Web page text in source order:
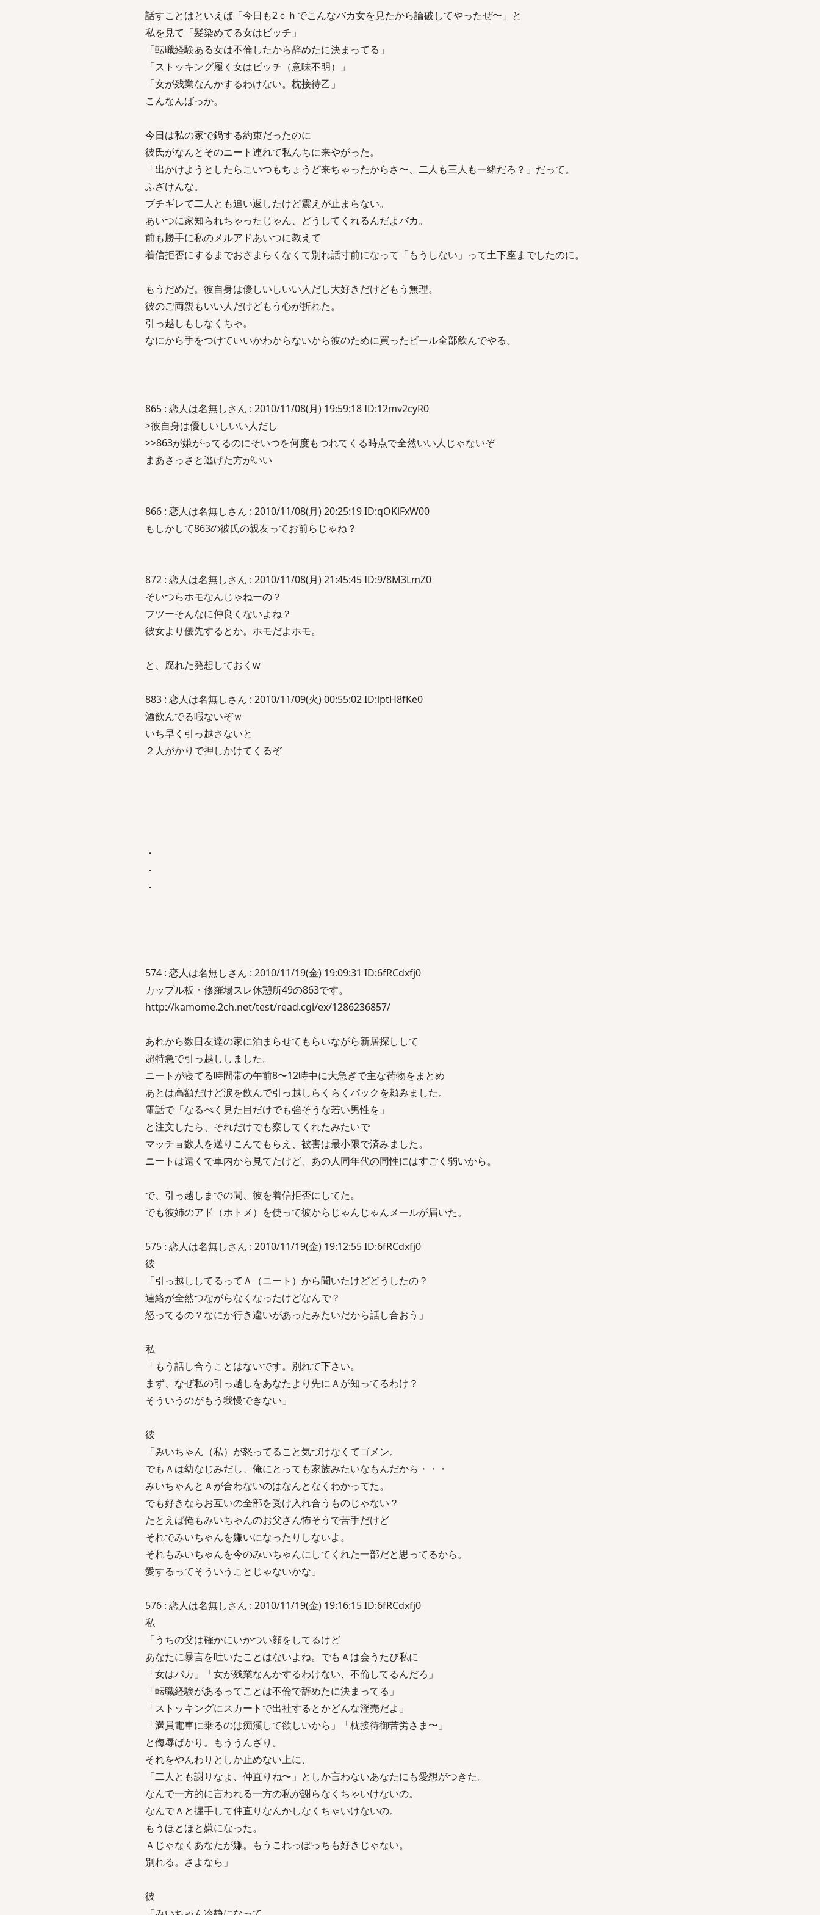
話すことはといえば「今日も2ｃｈでこんなバカ女を見たから論破してやったぜ〜」と
私を見て「髪染めてる女はビッチ」
「転職経験ある女は不倫したから辞めたに決まってる」
「ストッキング履く女はビッチ（意味不明）」
「女が残業なんかするわけない。枕接待乙」
こんなんばっか。
今日は私の家で鍋する約束だったのに
彼氏がなんとそのニート連れて私んちに来やがった。
「出かけようとしたらこいつもちょうど来ちゃったからさ〜、二人も三人も一緒だろ？」だって。
ふざけんな。
ブチギレて二人とも追い返したけど震えが止まらない。
あいつに家知られちゃったじゃん、どうしてくれるんだよバカ。
前も勝手に私のメルアドあいつに教えて
着信拒否にするまでおさまらくなくて別れ話寸前になって「もうしない」って土下座までしたのに。
もうだめだ。彼自身は優しいしいい人だし大好きだけどもう無理。
彼のご両親もいい人だけどもう心が折れた。
引っ越しもしなくちゃ。
なにから手をつけていいかわからないから彼のために買ったビール全部飲んでやる。
865 : 恋人は名無しさん : 2010/11/08(月) 19:59:18 ID:12mv2cyR0
>彼自身は優しいしいい人だし
>>863が嫌がってるのにそいつを何度もつれてくる時点で全然いい人じゃないぞ
まあさっさと逃げた方がいい
866 : 恋人は名無しさん : 2010/11/08(月) 20:25:19 ID:qOKlFxW00
もしかして863の彼氏の親友ってお前らじゃね？
872 : 恋人は名無しさん : 2010/11/08(月) 21:45:45 ID:9/8M3LmZ0
そいつらホモなんじゃねーの？
フツーそんなに仲良くないよね？
彼女より優先するとか。ホモだよホモ。
と、腐れた発想しておくw
883 : 恋人は名無しさん : 2010/11/09(火) 00:55:02 ID:lptH8fKe0
酒飲んでる暇ないぞｗ
いち早く引っ越さないと
２人がかりで押しかけてくるぞ
・
・
・
574 : 恋人は名無しさん : 2010/11/19(金) 19:09:31 ID:6fRCdxfj0
カップル板・修羅場スレ休憩所49の863です。
http://kamome.2ch.net/test/read.cgi/ex/1286236857/
あれから数日友達の家に泊まらせてもらいながら新居探しして
超特急で引っ越ししました。
ニートが寝てる時間帯の午前8〜12時中に大急ぎで主な荷物をまとめ
あとは高額だけど涙を飲んで引っ越しらくらくパックを頼みました。
電話で「なるべく見た目だけでも強そうな若い男性を」
と注文したら、それだけでも察してくれたみたいで
マッチョ数人を送りこんでもらえ、被害は最小限で済みました。
ニートは遠くで車内から見てたけど、あの人同年代の同性にはすごく弱いから。
で、引っ越しまでの間、彼を着信拒否にしてた。
でも彼姉のアド（ホトメ）を使って彼からじゃんじゃんメールが届いた。
575 : 恋人は名無しさん : 2010/11/19(金) 19:12:55 ID:6fRCdxfj0
彼
「引っ越ししてるってＡ（ニート）から聞いたけどどうしたの？
連絡が全然つながらなくなったけどなんで？
怒ってるの？なにか行き違いがあったみたいだから話し合おう」
私
「もう話し合うことはないです。別れて下さい。
まず、なぜ私の引っ越しをあなたより先にＡが知ってるわけ？
そういうのがもう我慢できない」
彼
「みいちゃん（私）が怒ってること気づけなくてゴメン。
でもＡは幼なじみだし、俺にとっても家族みたいなもんだから・・・
みいちゃんとＡが合わないのはなんとなくわかってた。
でも好きならお互いの全部を受け入れ合うものじゃない？
たとえば俺もみいちゃんのお父さん怖そうで苦手だけど
それでみいちゃんを嫌いになったりしないよ。
それもみいちゃんを今のみいちゃんにしてくれた一部だと思ってるから。
愛するってそういうことじゃないかな」
576 : 恋人は名無しさん : 2010/11/19(金) 19:16:15 ID:6fRCdxfj0
私
「うちの父は確かにいかつい顔をしてるけど
あなたに暴言を吐いたことはないよね。でもＡは会うたび私に
「女はバカ」「女が残業なんかするわけない、不倫してるんだろ」
「転職経験があるってことは不倫で辞めたに決まってる」
「ストッキングにスカートで出社するとかどんな淫売だよ」
「満員電車に乗るのは痴漢して欲しいから」「枕接待御苦労さま〜」
と侮辱ばかり。もううんざり。
それをやんわりとしか止めない上に、
「二人とも謝りなよ、仲直りね〜」としか言わないあなたにも愛想がつきた。
なんで一方的に言われる一方の私が謝らなくちゃいけないの。
なんでＡと握手して仲直りなんかしなくちゃいけないの。
もうほとほと嫌になった。
Ａじゃなくあなたが嫌。もうこれっぽっちも好きじゃない。
別れる。さよなら」
彼